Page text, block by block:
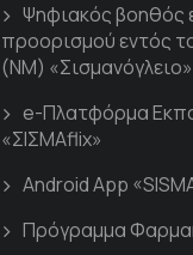
Ψηφιακός βοηθός
προορισμού εντός
(ΝΜ)
e-Πλατφόρμα
«ΣΙΣΜΑflix»
Android App
Πρόγραμμα